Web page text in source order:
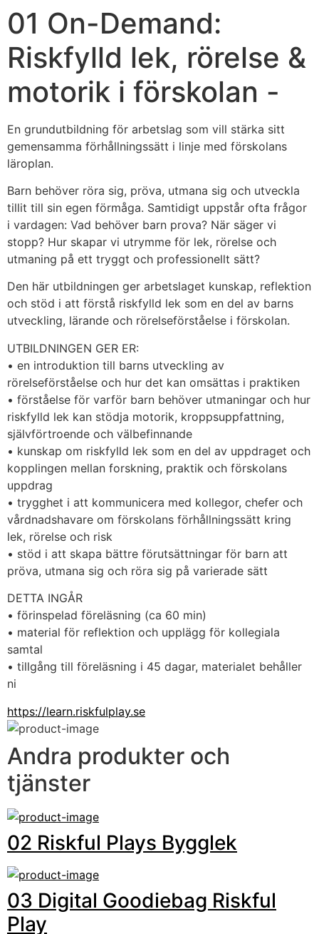
01 On-Demand:
Riskfylld lek, rörelse &
motorik i förskolan -
En grundutbildning för arbetslag som vill stärka sitt
gemensamma förhållningssätt i linje med förskolans
läroplan.
Barn behöver röra sig, pröva, utmana sig och utveckla
tillit till sin egen förmåga. Samtidigt uppstår ofta frågor
i vardagen: Vad behöver barn prova? När säger vi
stopp? Hur skapar vi utrymme för lek, rörelse och
utmaning på ett tryggt och professionellt sätt?
Den här utbildningen ger arbetslaget kunskap, reflektion
och stöd i att förstå riskfylld lek som en del av barns
utveckling, lärande och rörelseförståelse i förskolan.
UTBILDNINGEN GER ER:
• en introduktion till barns utveckling av
rörelseförståelse och hur det kan omsättas i praktiken
• förståelse för varför barn behöver utmaningar och hur
riskfylld lek kan stödja motorik, kroppsuppfattning,
självförtroende och välbefinnande
• kunskap om riskfylld lek som en del av uppdraget och
kopplingen mellan forskning, praktik och förskolans
uppdrag
• trygghet i att kommunicera med kollegor, chefer och
vårdnadshavare om förskolans förhållningssätt kring
lek, rörelse och risk
• stöd i att skapa bättre förutsättningar för barn att
pröva, utmana sig och röra sig på varierade sätt
DETTA INGÅR
• förinspelad föreläsning (ca 60 min)
• material för reflektion och upplägg för kollegiala
samtal
• tillgång till föreläsning i 45 dagar, materialet behåller
ni
https://learn.riskfulplay.se
Andra produkter och
tjänster
02 Riskful Plays Bygglek
03 Digital Goodiebag Riskful
Play